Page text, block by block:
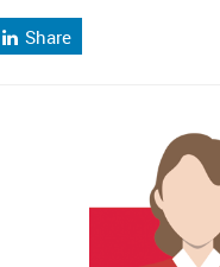
Share